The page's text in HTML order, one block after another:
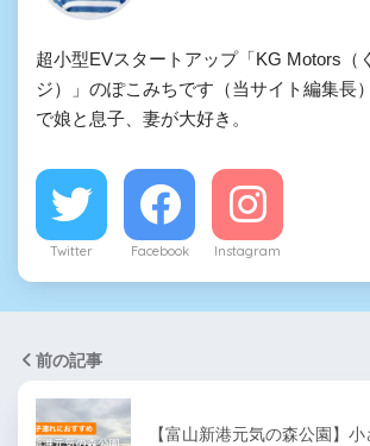
超小型EVスタートアップ「KG Motors（
ジ）」のぽこみちです（当サイト編集長
で娘と息子、妻が大好き。
Twitter Facebook Instagram
前の記事
【富山新港元気の森公園】